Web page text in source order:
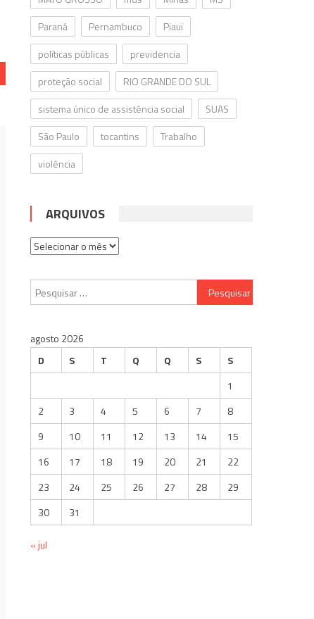
Paraná
Pernambuco
Piaui
políticas públicas
previdencia
proteção social
RIO GRANDE DO SUL
sistema único de assistência social
SUAS
São Paulo
tocantins
Trabalho
violência
ARQUIVOS
Arquivos
Pesquisar
por:
agosto 2026
D
S T Q Q S
S
1
2
3 4 5 6 7
8
9
10 11 12 13 14
15
16
17 18 19 20 21
22
23
24 25 26 27 28
29
30
31
« jul